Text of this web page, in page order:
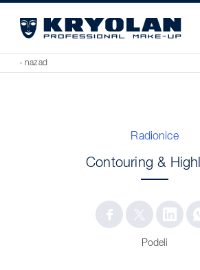
‹ nazad
Radionice
Contouring &
Podeli